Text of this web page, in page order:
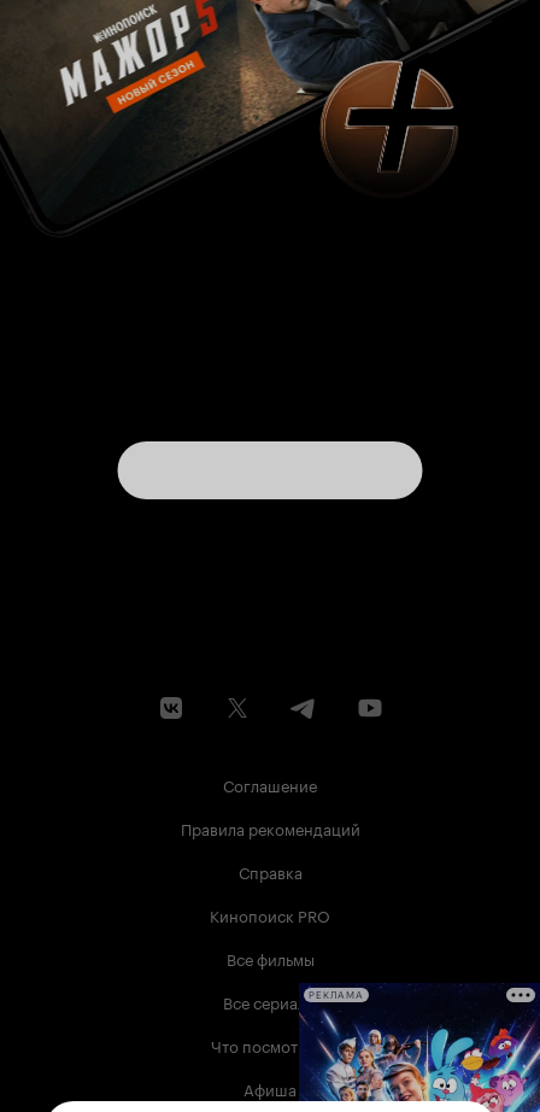
Соглашение
Правила рекомендаций
Справка
Кинопоиск PRO
Все фильмы
Все сериалы
Что посмотреть
Афиша
РЕКЛАМА